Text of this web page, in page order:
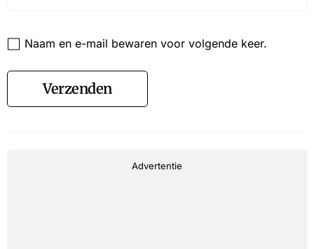
Naam en e-mail bewaren voor volgende keer.
Verzenden
Advertentie